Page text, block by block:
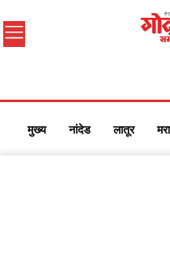
मुख्य नांदेड लातूर